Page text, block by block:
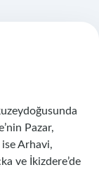
Pazar,
ise Arhavi,
ve İkizdere’de